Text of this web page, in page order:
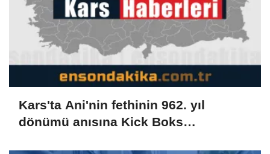
Kars'ta Ani'nin fethinin 962. yıl
dönümü anısına Kick Boks